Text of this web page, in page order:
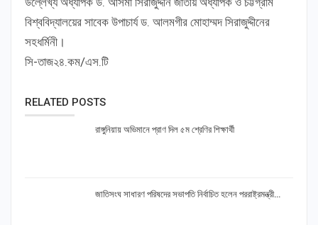
বিশ্ববিদ্যালয়ের সাবেক উপাচার্য ড. আলমগীর মোহাম্মদ সিরাজুদ্দীনের
সহধর্মিনী।
সি-তাজ২৪.কম/এস.টি
RELATED POSTS
রাঙ্গুনিয়ায় অভিমানে প্রাণ দিল ৫ম শ্রেণির শিক্ষার্থী
জাতিসংঘ সাধারণ পরিষদের সভাপতি নির্বাচিত হলেন পররাষ্ট্রমন্ত্রী…